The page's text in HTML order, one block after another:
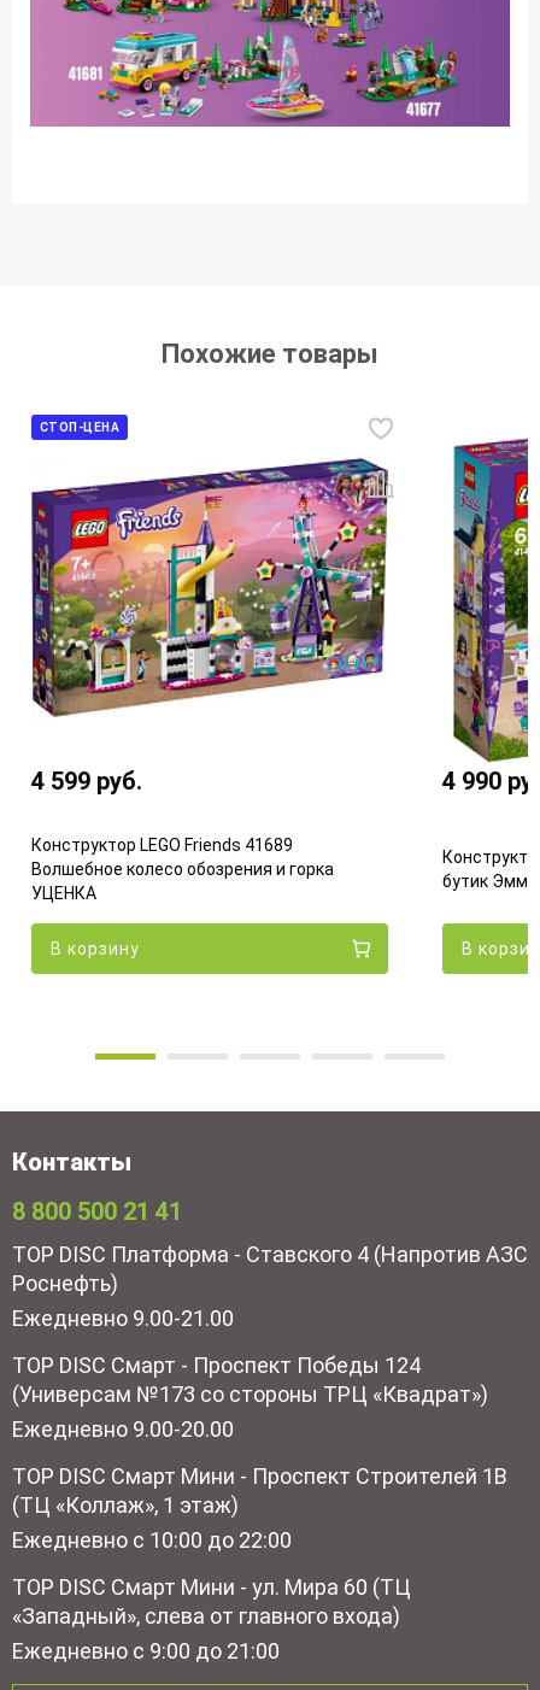
Похожие товары
СТОП-ЦЕНА
4 599 руб.
Конструктор LEGO Friends 41689
Волшебное колесо обозрения и горка
УЦЕНКА
В корзину
4 990
бутик Эммы
В
Контакты
8 800 500 21 41
TOP DISC Платформа - Ставского 4 (Напротив АЗС
Роснефть)
Ежедневно 9.00-21.00
TOP DISC Смарт - Проспект Победы 124
(Универсам №173 со стороны ТРЦ «Квадрат»)
Ежедневно 9.00-20.00
TOP DISC Смарт Мини - Проспект Строителей 1В
(ТЦ «Коллаж», 1 этаж)
Ежедневно с 10:00 до 22:00
TOP DISC Смарт Мини - ул. Мира 60 (ТЦ
«Западный», слева от главного входа)
Ежедневно с 9:00 до 21:00